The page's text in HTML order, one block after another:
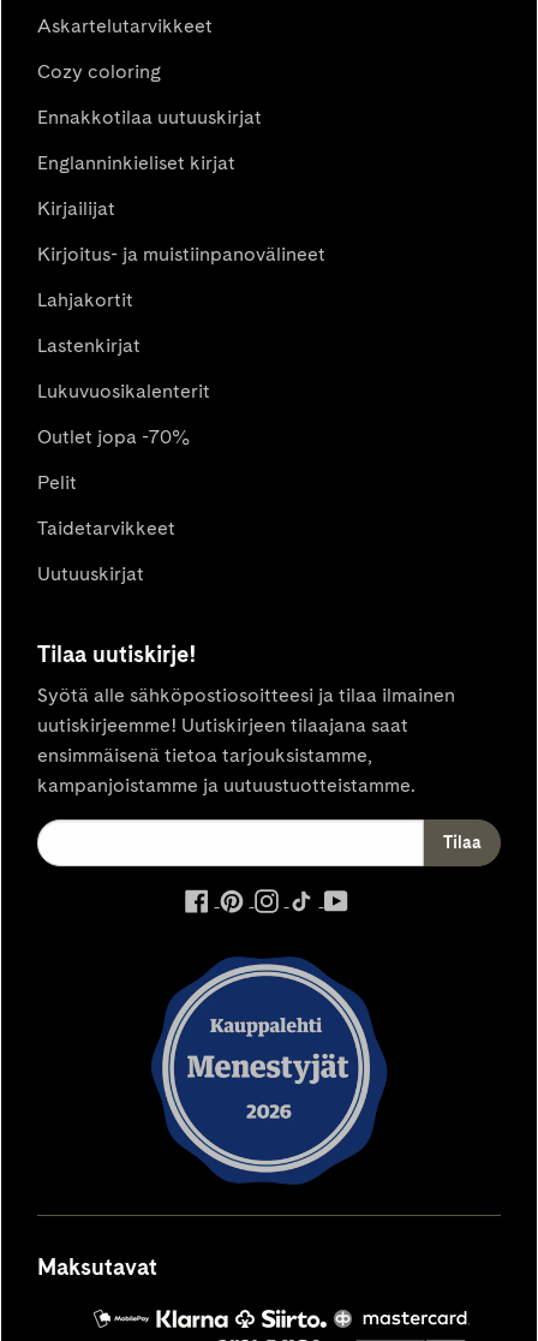
Askartelutarvikkeet
Cozy coloring
Ennakkotilaa uutuuskirjat
Englanninkieliset kirjat
Kirjailijat
Kirjoitus- ja muistiinpanovälineet
Lahjakortit
Lastenkirjat
Lukuvuosikalenterit
Outlet jopa -70%
Pelit
Taidetarvikkeet
Uutuuskirjat
Tilaa uutiskirje!
Syötä alle sähköpostiosoitteesi ja tilaa ilmainen
uutiskirjeemme! Uutiskirjeen tilaajana saat
ensimmäisenä tietoa tarjouksistamme,
kampanjoistamme ja uutuustuotteistamme.
ulkoinen
avautuu
uuteen
välilehteen
ulkoinen
avautuu
uuteen
välilehteen
ulkoinen
avautuu
uuteen
välilehteen
ulkoinen
uuteen
välilehteen
välilehteen
Maksutavat